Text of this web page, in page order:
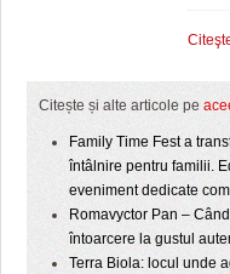
Citește și alte articole pe
Family Time Fest a
întâlnire pentru familii.
eveniment dedicate
Romavyctor Pan –
întoarcere la gustul
Terra Biola: locul unde